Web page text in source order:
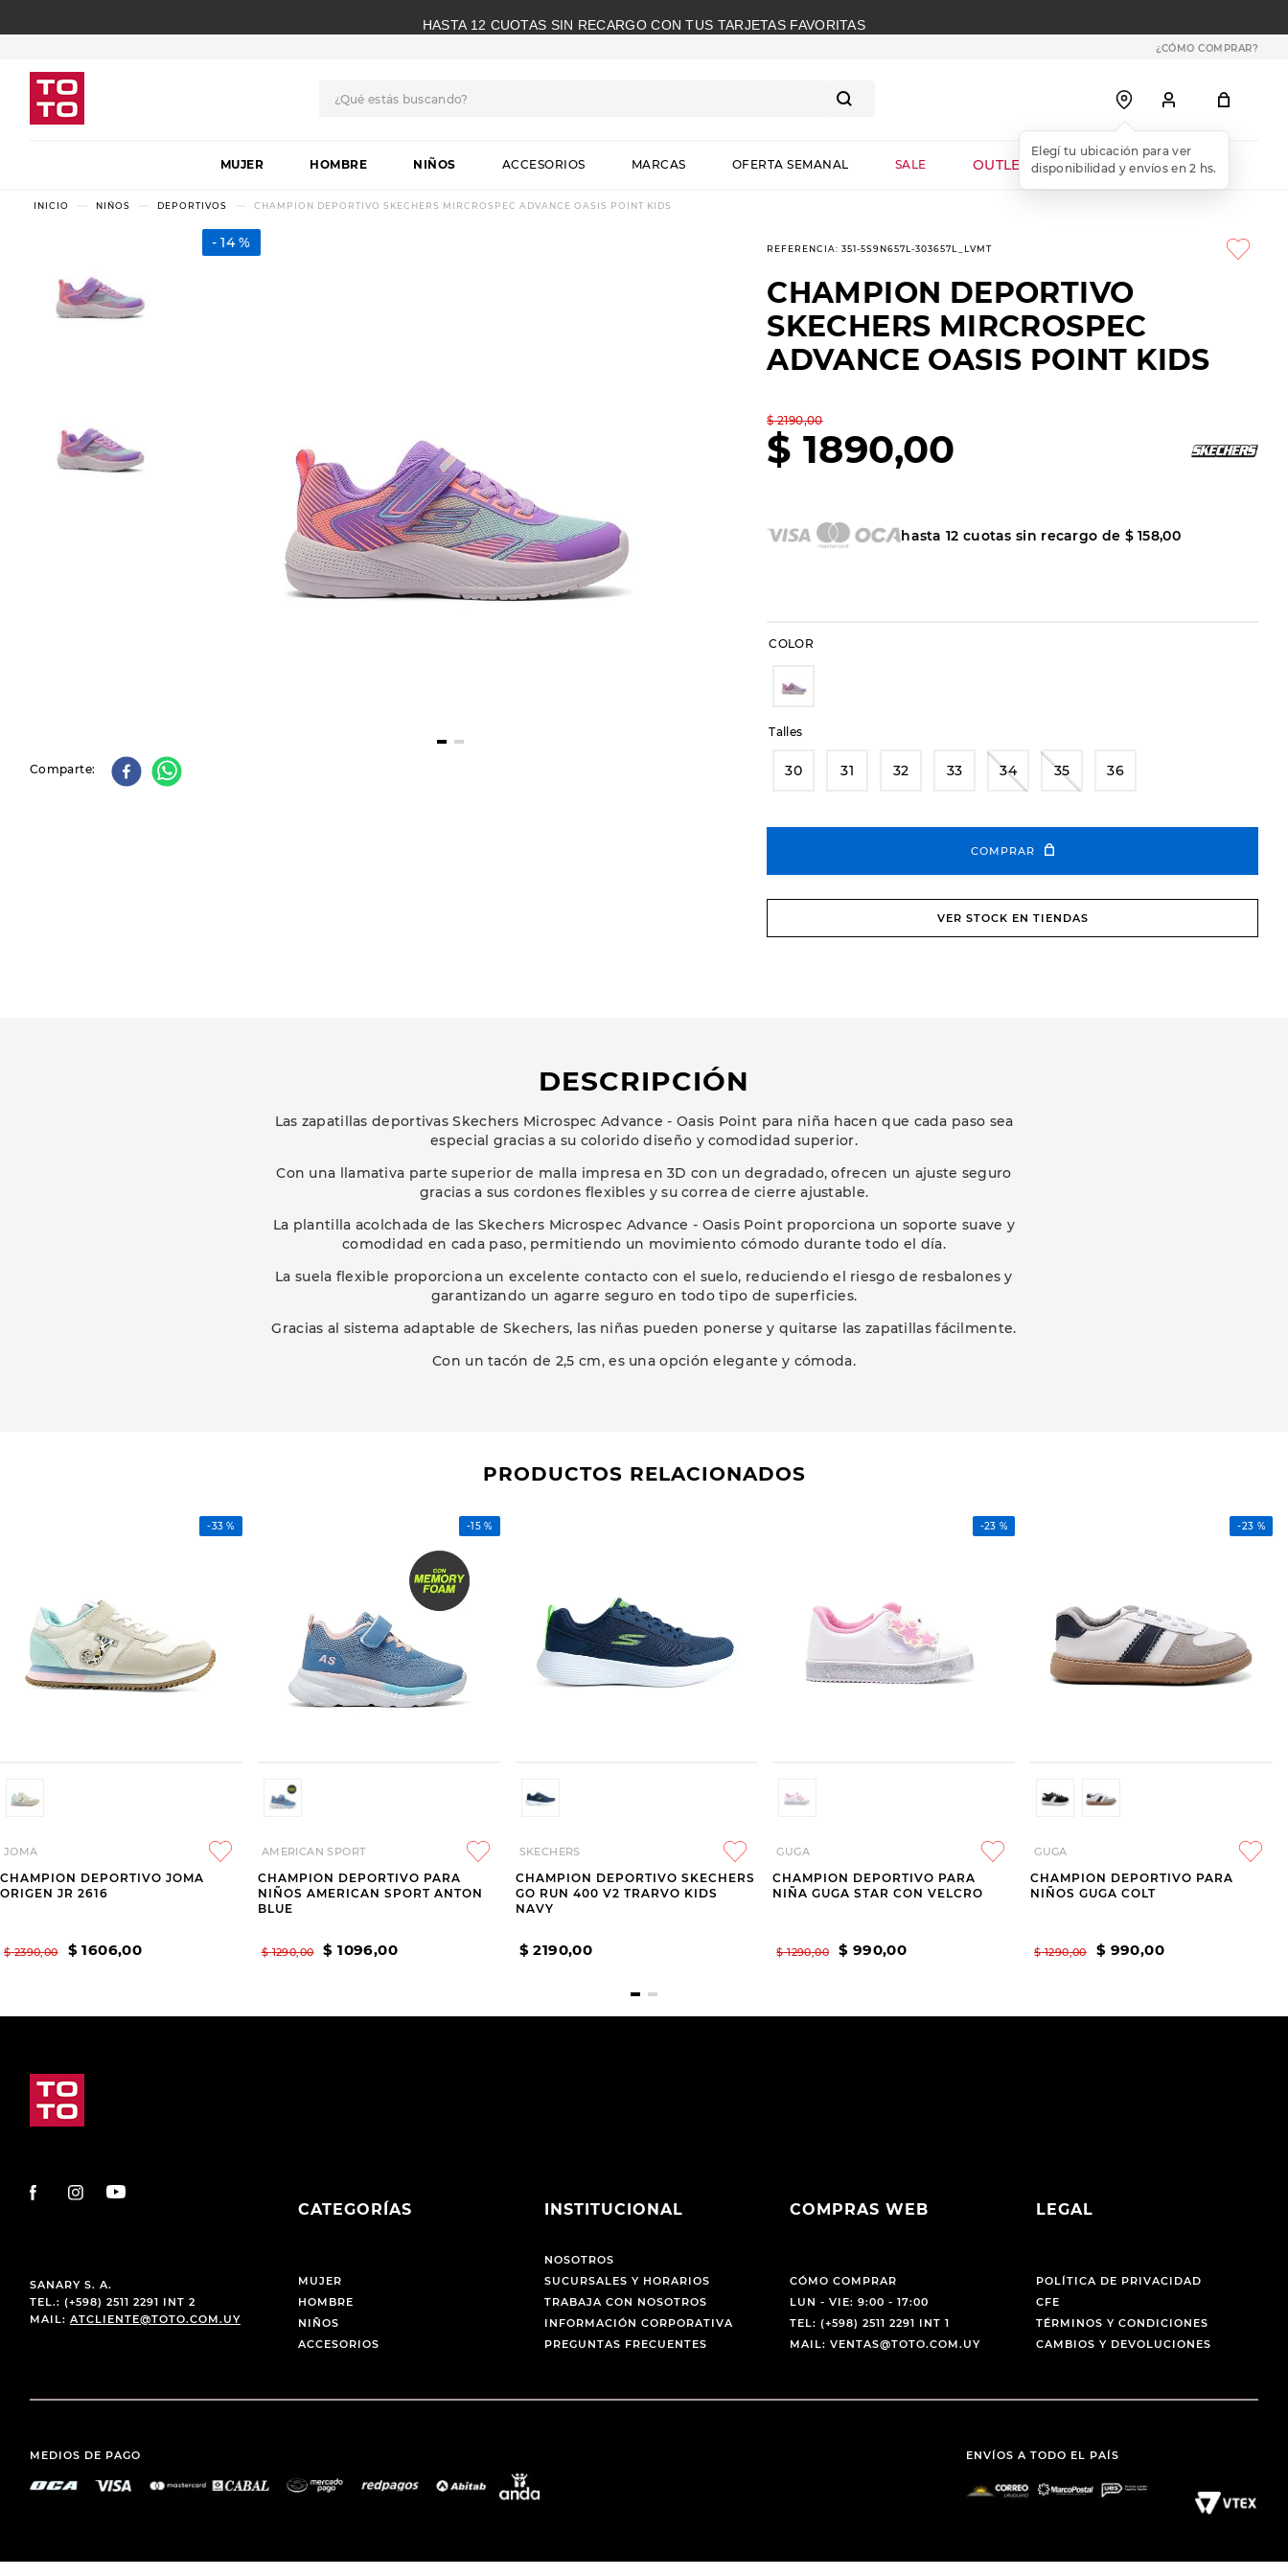
HASTA 12 CUOTAS SIN RECARGO CON TUS TARJETAS FAVORITAS
¿CÓMO COMPRAR?
MUJER HOMBRE NIÑOS ACCESORIOS MARCAS OFERTA SEMANAL SALE OUTLET WEB
NIÑOS DEPORTIVOS CHAMPION DEPORTIVO SKECHERS MIRCROSPEC ADVANCE OASIS POINT KIDS
14 %
Comparte
REFERENCIA:351-5S9N657L-303657L_LVMT
CHAMPION DEPORTIVO
SKECHERS MIRCROSPEC
ADVANCE OASIS POINT KIDS
$ 2190,00
$ 1890,00
hasta12 cuotas sin recargo de $ 158,00
COLOR
Talles
30 31 32 33 34 35 36
COMPRAR
VER STOCK EN TIENDAS
DESCRIPCIÓN
Las zapatillas deportivas Skechers Microspec Advance - Oasis Point para niña hacen que cada paso sea
especial gracias a su colorido diseño y comodidad superior.
Con una llamativa parte superior de malla impresa en 3D con un degradado, ofrecen un ajuste seguro
gracias a sus cordones flexibles y su correa de cierre ajustable.
La plantilla acolchada de las Skechers Microspec Advance - Oasis Point proporciona un soporte suave y
comodidad en cada paso, permitiendo un movimiento cómodo durante todo el día.
La suela flexible proporciona un excelente contacto con el suelo, reduciendo el riesgo de resbalones y
garantizando un agarre seguro en todo tipo de superficies.
Gracias al sistema adaptable de Skechers, las niñas pueden ponerse y quitarse las zapatillas fácilmente.
Con un tacón de 2,5 cm, es una opción elegante y cómoda.
PRODUCTOS RELACIONADOS
-33 %
JOMA
CHAMPION DEPORTIVO JOMA
ORIGEN JR 2616
$ 2390,00 $ 1606,00
-15 %
AMERICAN SPORT
CHAMPION DEPORTIVO PARA
NIÑOS AMERICAN SPORT ANTON
BLUE
$ 1290,00 $ 1096,00
SKECHERS
CHAMPION DEPORTIVO SKECHERS
GO RUN 400 V2 TRARVO KIDS
NAVY
$ 2190,00
-23 %
GUGA
CHAMPION DEPORTIVO PARA
NIÑA GUGA STAR CON VELCRO
$ 1290,00 $ 990,00
-23 %
GUGA
CHAMPION DEPORTIVO PARA
NIÑOS GUGA COLT
$ 1290,00 $ 990,00
SANARY S. A.
TEL.: (+598) 2511 2291 INT 2
MAIL: ATCLIENTE@TOTO.COM.UY
CATEGORÍAS
MUJER
HOMBRE
NIÑOS
ACCESORIOS
INSTITUCIONAL
NOSOTROS
SUCURSALES Y HORARIOS
TRABAJA CON NOSOTROS
INFORMACIÓN CORPORATIVA
PREGUNTAS FRECUENTES
COMPRAS WEB
CÓMO COMPRAR
LUN - VIE: 9:00 - 17:00
TEL: (+598) 2511 2291 INT 1
MAIL: VENTAS@TOTO.COM.UY
LEGAL
POLÍTICA DE PRIVACIDAD
CFE
TÉRMINOS Y CONDICIONES
CAMBIOS Y DEVOLUCIONES
MEDIOS DE PAGO ENVÍOS A TODO EL PAÍS
1.
botas
2.
skechers
3.
botas dama